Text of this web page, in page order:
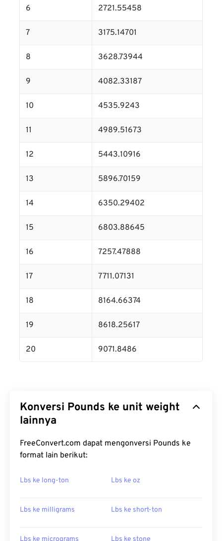
6 2721.55458
7 3175.14701
8 3628.73944
9 4082.33187
10 4535.9243
11 4989.51673
12 5443.10916
13 5896.70159
14 6350.29402
15 6803.88645
16 7257.47888
17 7711.07131
18 8164.66374
19 8618.25617
20 9071.8486
Konversi Pounds ke unit weight
lainnya
FreeConvert.com dapat mengonversi Pounds ke
format lain berikut:
Lbs ke long-ton Lbs ke oz
Lbs ke milligrams Lbs ke short-ton
Lbs ke micrograms Lbs ke stone